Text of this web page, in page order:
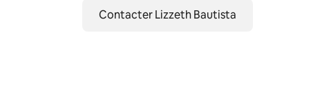
Contacter Lizzeth Bautista